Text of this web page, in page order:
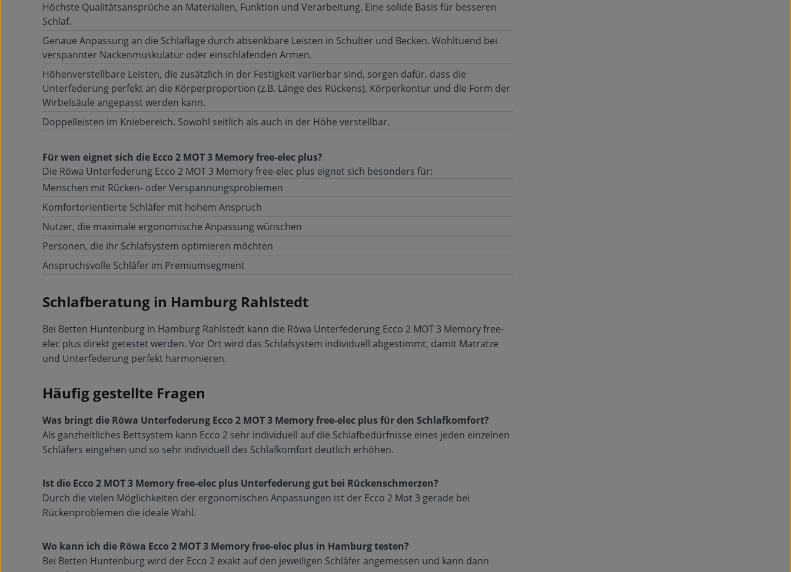
Höchste Qualitätsansprüche an Materialien, Funktion und Verarbeitung. Eine solide Basis für besseren
Schlaf.
Genaue Anpassung an die Schlaflage durch absenkbare Leisten in Schulter und Becken. Wohltuend bei
verspannter Nackenmuskulatur oder einschlafenden Armen.
Höhenverstellbare Leisten, die zusätzlich in der Festigkeit variierbar sind, sorgen dafür, dass die
Unterfederung perfekt an die Körperproportion (z.B. Länge des Rückens), Körperkontur und die Form der
Wirbelsäule angepasst werden kann.
Doppelleisten im Kniebereich. Sowohl seitlich als auch in der Höhe verstellbar.
Für wen eignet sich die Ecco 2 MOT 3 Memory free-elec plus?
Die Röwa Unterfederung Ecco 2 MOT 3 Memory free-elec plus eignet sich besonders für:
Menschen mit Rücken- oder Verspannungsproblemen
Komfortorientierte Schläfer mit hohem Anspruch
Nutzer, die maximale ergonomische Anpassung wünschen
Personen, die ihr Schlafsystem optimieren möchten
Anspruchsvolle Schläfer im Premiumsegment
Schlafberatung in Hamburg Rahlstedt
Bei Betten Huntenburg in Hamburg Rahlstedt kann die Röwa Unterfederung Ecco 2 MOT 3 Memory free-
elec plus direkt getestet werden. Vor Ort wird das Schlafsystem individuell abgestimmt, damit Matratze
und Unterfederung perfekt harmonieren.
Häufig gestellte Fragen
Was bringt die Röwa Unterfederung Ecco 2 MOT 3 Memory free-elec plus für den Schlafkomfort?
Als ganzheitliches Bettsystem kann Ecco 2 sehr individuell auf die Schlafbedürfnisse eines jeden einzelnen
Schläfers eingehen und so sehr individuell des Schlafkomfort deutlich erhöhen.
Ist die Ecco 2 MOT 3 Memory free-elec plus Unterfederung gut bei Rückenschmerzen?
Durch die vielen Möglichkeiten der ergonomischen Anpassungen ist der Ecco 2 Mot 3 gerade bei
Rückenproblemen die ideale Wahl.
Wo kann ich die Röwa Ecco 2 MOT 3 Memory free-elec plus in Hamburg testen?
Bei Betten Huntenburg wird der Ecco 2 exakt auf den jeweiligen Schläfer angemessen und kann dann